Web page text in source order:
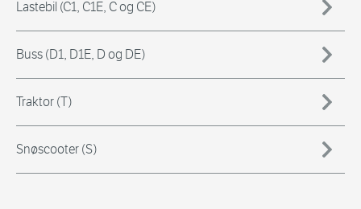
Lastebil (C1, C1E, C og CE)
Buss (D1, D1E, D og DE)
Traktor (T)
Snøscooter (S)